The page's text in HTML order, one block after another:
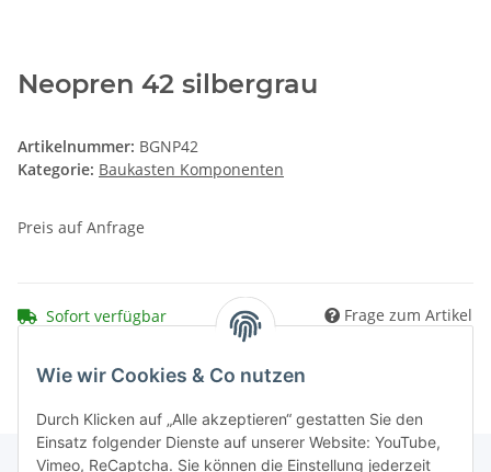
Neopren 42 silbergrau
Artikelnummer: BGNP42
Kategorie: Baukasten Komponenten
Preis auf Anfrage
Sofort verfügbar Frage zum Artikel
Wie wir Cookies & Co nutzen
Durch Klicken auf „Alle akzeptieren“ gestatten Sie den
Einsatz folgender Dienste auf unserer Website: YouTube,
Vimeo, ReCaptcha. Sie können die Einstellung jederzeit